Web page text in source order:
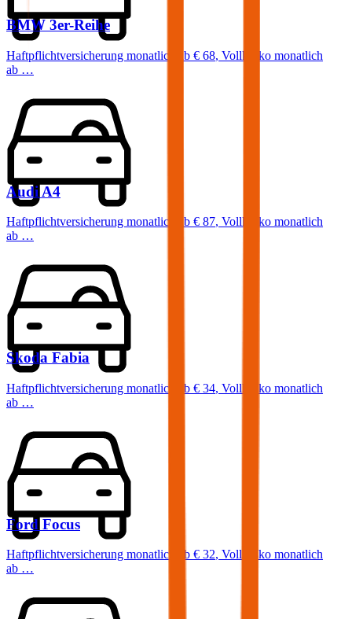
BMW 3er-Reihe
Haftpflichtversicherung monatlich ab € 68, Vollkasko monatlich
ab …
Audi A4
Haftpflichtversicherung monatlich ab € 87, Vollkasko monatlich
ab …
Skoda Fabia
Haftpflichtversicherung monatlich ab € 34, Vollkasko monatlich
ab …
Ford Focus
Haftpflichtversicherung monatlich ab € 32, Vollkasko monatlich
ab …